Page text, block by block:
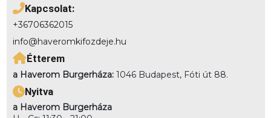
Kapcsolat:
+36706362015
info@haveromkifozdeje.hu
Étterem
a Haverom Burgerháza: 1046 Budapest, Fóti út 88.
Nyitva
a Haverom Burgerháza